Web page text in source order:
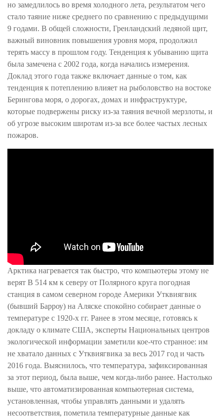
но замедлилось во время холодного лета, результатом чего
стало таяние ниже среднего по сравнению с предыдущими
9 годами. В общей сложности, Гренландский ледяной щит,
важный виновник повышения уровня моря, продолжил
терять массу в прошлом году. Тенденция к убыванию щита
была замечена с 2002 года, когда начались измерения.
Доклад этого года также включает данные о том, как
тенденция к потеплению влияет на рыболовство на востоке
Берингова моря, о дорогах, домах и инфраструктуре,
которые подвержены риску из-за таяния вечной мерзлоты, и
об угрозе высоким широтам из-за все более частых лесных
пожаров.
Арктика нагревается так быстро, что компьютеры этому не
верят В 514 км к северу от Полярного круга погодная
станция в самом северном городе Америки Утквиягвик
(бывший Барроу) на Аляске спокойно собирает данные о
температуре с 1920-х гг. Ранее в этом месяце, готовясь к
докладу о климате США, эксперты Национальных центров
экологической информации заметили кое-что странное: им
не хватало данных с Утквиягвика за весь 2017 год и часть
2016 года. Выяснилось, что температура, зафиксированная
за этот период, была выше, чем когда-либо ранее. Настолько
выше, что автоматизированная компьютерная система,
установленная, чтобы управлять данными и удалять
несоответствия, пометила температурные данные как